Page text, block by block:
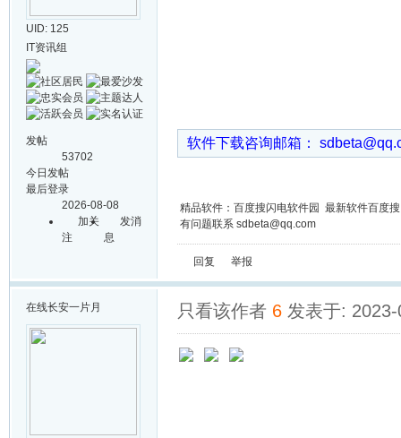
UID: 125
IT资讯组
发帖
53702
今日发帖
最后登录
2026-08-08
加关
注
发消
息
软件下载咨询邮箱：
精品软件：百度搜闪电软件园 最新软件百度
有问题联系 sdbeta@qq.com
回复 举报
在线长安一片月 只看该作者 6 发表于: